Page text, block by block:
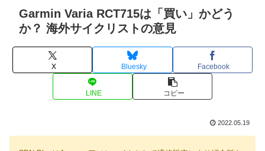
Garmin Varia RCT715は「買い」かどう
か？ 海外サイクリストの意見
X Bluesky Facebook
LINE コピー
2022.05.19